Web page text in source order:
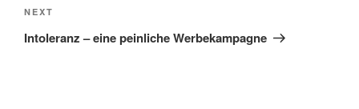
Next
Post
NEXT
Intoleranz – eine peinliche Werbekampagne